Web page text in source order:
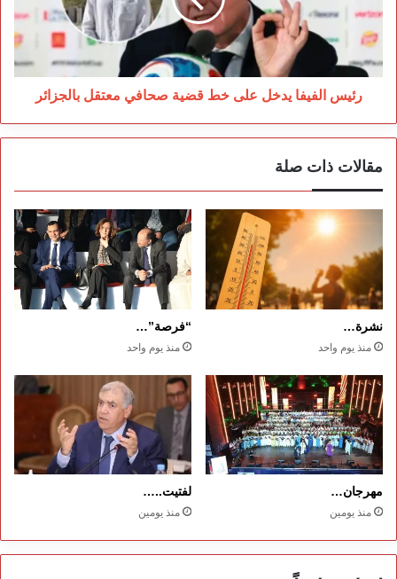
قضية
صحافي
معتقل
بالجزائر
رئيس الفيفا يدخل على خط قضية صحافي معتقل بالجزائر
مقالات ذات صلة
نشرة…
منذ يوم واحد
“فرصة”…
منذ يوم واحد
مهرجان…
منذ يومين
لفتيت..…
منذ يومين